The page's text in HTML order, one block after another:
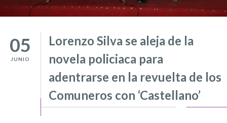
05
JUNIO
Lorenzo Silva se aleja de la
novela policiaca para
adentrarse en la revuelta de los
Comuneros con ‘Castellano’